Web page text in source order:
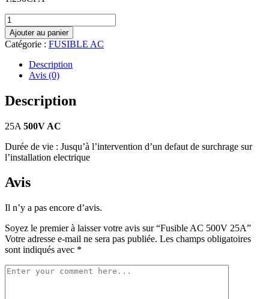
quantité
de
Fusible
AC
500V
25A
Ajouter au panier
Catégorie : FUSIBLE AC
Description
Avis (0)
Description
25A 500V AC
Durée de vie : Jusqu’à l’intervention d’un defaut de surchrage sur
l’installation electrique
Avis
Il n’y a pas encore d’avis.
Soyez le premier à laisser votre avis sur “Fusible AC 500V 25A”
Votre adresse e-mail ne sera pas publiée. Les champs obligatoires
sont indiqués avec *